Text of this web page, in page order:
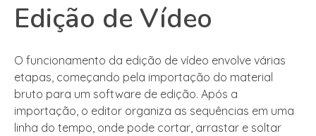
Edição de Vídeo
O funcionamento da edição de vídeo envolve várias
etapas, começando pela importação do material
bruto para um software de edição. Após a
importação, o editor organiza as sequências em uma
linha do tempo, onde pode cortar, arrastar e soltar